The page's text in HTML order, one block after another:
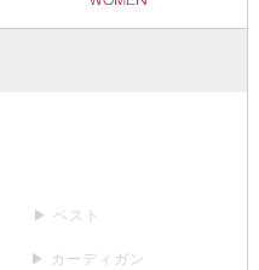
▶ ベスト
▶ カーディガン